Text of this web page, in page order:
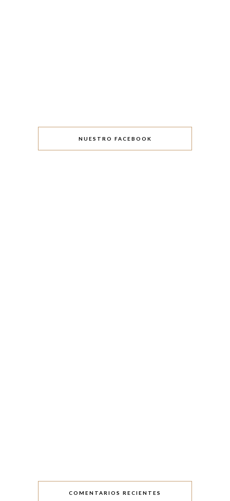
NUESTRO FACEBOOK
COMENTARIOS RECIENTES